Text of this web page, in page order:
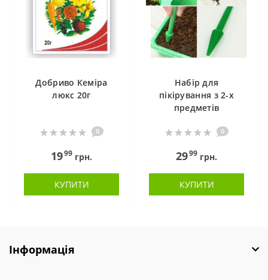
Добриво Кеміра
люкс 20г
0
1999 грн.
КУПИТИ
Набір для
пікірування з 2-х
предметів
0
2999 грн.
КУПИТИ
Інформація